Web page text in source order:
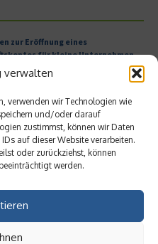
verwalten
verwenden wir Technologien wie
und/oder darauf
zustimmst, können wir Daten
auf dieser Website verarbeiten.
oder zurückziehst, können
werden.
zur Eröffnung eines
für kleine Unternehmen
Eine Ikone der globalen
im Wandel der Zeit
als Wettbewerbsvorteil